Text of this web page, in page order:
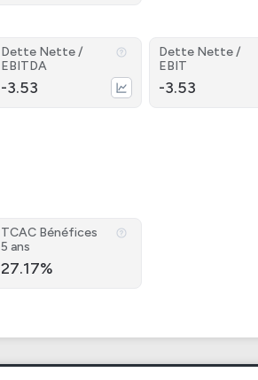
Dette Nette /
EBITDA
-3.53
Dette Nette /
EBIT
-3.53
TCAC Bénéfices
5 ans
27.17%